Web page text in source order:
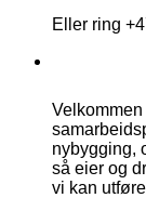
Eller ring
nybygging,
så eier og
vi kan